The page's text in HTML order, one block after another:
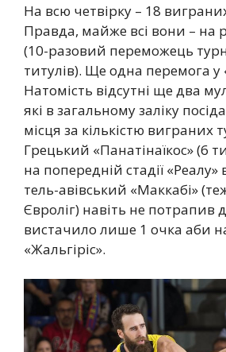
На всю четвірку – 18
Правда, майже всі вони – на
(10-разовий переможець
титулів). Ще одна перемога у
Натомість відсутні ще два
які в загальному заліку
місця за кількістю виграних
Грецький «Панатінаїкос» (6
на попередній стадії «Реалу»
тель-авівський «Маккабі»
Євроліг) навіть не потрапив
вистачило лише 1 очка аби
«Жальгіріс».